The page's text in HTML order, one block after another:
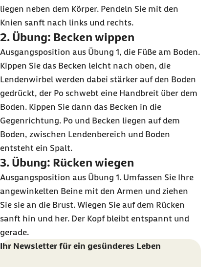
liegen neben dem Körper. Pendeln Sie mit den
Knien sanft nach links und rechts.
2. Übung: Becken wippen
Ausgangsposition aus Übung 1, die Füße am Boden.
Kippen Sie das Becken leicht nach oben, die
Lendenwirbel werden dabei stärker auf den Boden
gedrückt, der Po schwebt eine Handbreit über dem
Boden. Kippen Sie dann das Becken in die
Gegenrichtung. Po und Becken liegen auf dem
Boden, zwischen Lendenbereich und Boden
entsteht ein Spalt.
3. Übung: Rücken wiegen
Ausgangsposition aus Übung 1. Umfassen Sie Ihre
angewinkelten Beine mit den Armen und ziehen
Sie sie an die Brust. Wiegen Sie auf dem Rücken
sanft hin und her. Der Kopf bleibt entspannt und
gerade.
Ihr Newsletter für ein gesünderes Leben